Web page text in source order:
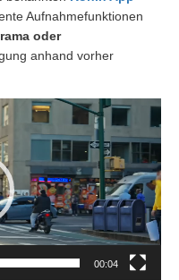
Aufnahmefunktionen
oder
anhand vorher
00:04